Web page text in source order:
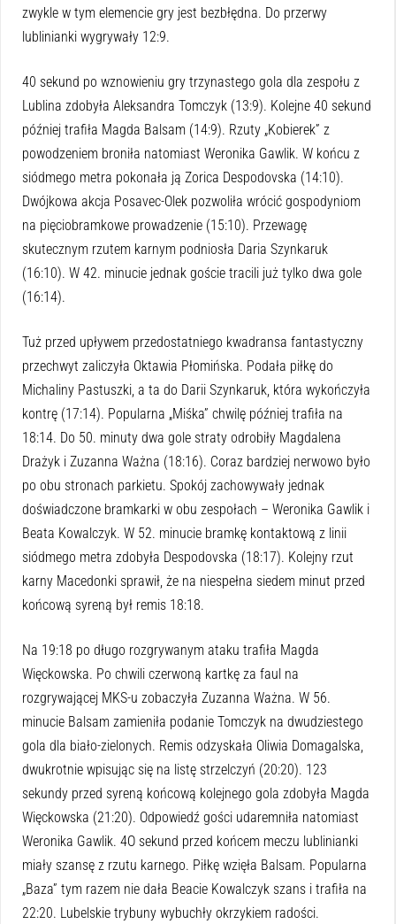
zwykle w tym elemencie gry jest bezbłędna. Do przerwy
lublinianki wygrywały 12:9.
40 sekund po wznowieniu gry trzynastego gola dla zespołu z
Lublina zdobyła Aleksandra Tomczyk (13:9). Kolejne 40 sekund
później trafiła Magda Balsam (14:9). Rzuty „Kobierek” z
powodzeniem broniła natomiast Weronika Gawlik. W końcu z
siódmego metra pokonała ją Zorica Despodovska (14:10).
Dwójkowa akcja Posavec-Olek pozwoliła wrócić gospodyniom
na pięciobramkowe prowadzenie (15:10). Przewagę
skutecznym rzutem karnym podniosła Daria Szynkaruk
(16:10). W 42. minucie jednak goście tracili już tylko dwa gole
(16:14).
Tuż przed upływem przedostatniego kwadransa fantastyczny
przechwyt zaliczyła Oktawia Płomińska. Podała piłkę do
Michaliny Pastuszki, a ta do Darii Szynkaruk, która wykończyła
kontrę (17:14). Popularna „Miśka” chwilę później trafiła na
18:14. Do 50. minuty dwa gole straty odrobiły Magdalena
Drażyk i Zuzanna Ważna (18:16). Coraz bardziej nerwowo było
po obu stronach parkietu. Spokój zachowywały jednak
doświadczone bramkarki w obu zespołach – Weronika Gawlik i
Beata Kowalczyk. W 52. minucie bramkę kontaktową z linii
siódmego metra zdobyła Despodovska (18:17). Kolejny rzut
karny Macedonki sprawił, że na niespełna siedem minut przed
końcową syreną był remis 18:18.
Na 19:18 po długo rozgrywanym ataku trafiła Magda
Więckowska. Po chwili czerwoną kartkę za faul na
rozgrywającej MKS-u zobaczyła Zuzanna Ważna. W 56.
minucie Balsam zamieniła podanie Tomczyk na dwudziestego
gola dla biało-zielonych. Remis odzyskała Oliwia Domagalska,
dwukrotnie wpisując się na listę strzelczyń (20:20). 123
sekundy przed syreną końcową kolejnego gola zdobyła Magda
Więckowska (21:20). Odpowiedź gości udaremniła natomiast
Weronika Gawlik. 4O sekund przed końcem meczu lublinianki
miały szansę z rzutu karnego. Piłkę wzięła Balsam. Popularna
„Baza” tym razem nie dała Beacie Kowalczyk szans i trafiła na
22:20. Lubelskie trybuny wybuchły okrzykiem radości.